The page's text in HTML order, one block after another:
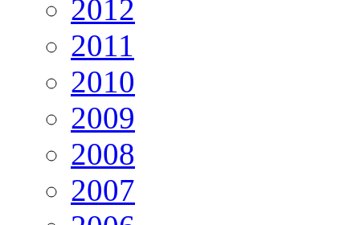
2012
2011
2010
2009
2008
2007